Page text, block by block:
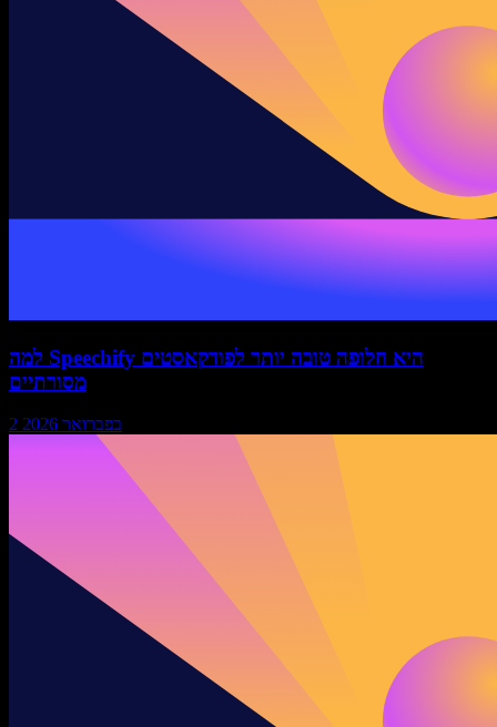
למה Speechify היא חלופה טובה יותר לפודקאסטים
מסורתיים
2 בפברואר 2026